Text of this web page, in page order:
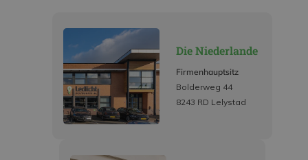
Die Niederlande
Firmenhauptsitz
Bolderweg 44
8243 RD Lelystad